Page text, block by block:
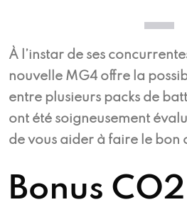
À l’instar de ses
nouvelle MG4 offre la
entre plusieurs packs de
ont été soigneusement
de vous aider à faire le bon
Bonus